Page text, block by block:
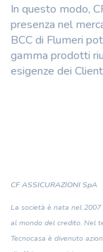
In questo modo,
presenza nel
BCC di Flumeri
gamma prodotti
esigenze dei
CF ASSICURAZIONI SpA
La società è nata nel
al mondo del credito. Nel
Tecnocasa è divenuto